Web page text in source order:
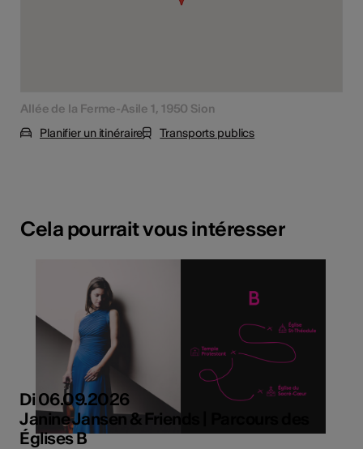
Allée de la Ferme-Asile 1, 1950 Sion
Planifier un itinéraire
Transports publics
Cela pourrait vous intéresser
Di 06.09.2026
Janine Jansen & Friends | Parcours des
Églises B